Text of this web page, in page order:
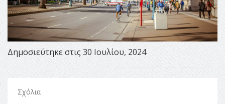
Δημοσιεύτηκε στις 30 Ιουλίου, 2024
Σχόλια